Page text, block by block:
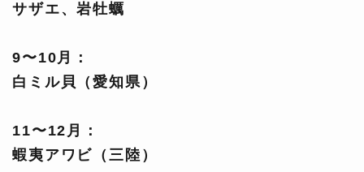
サザエ、岩牡蠣
9〜10月：
白ミル貝（愛知県）
11〜12月：
蝦夷アワビ（三陸）